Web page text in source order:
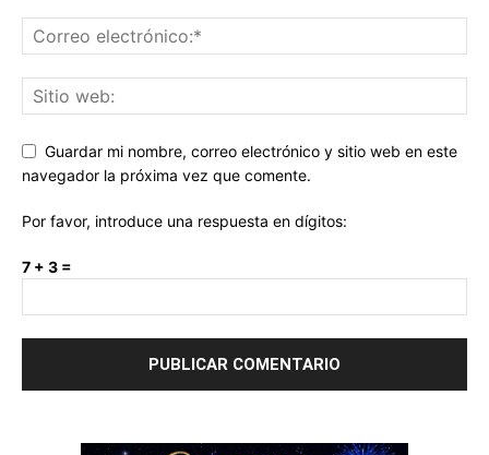
Guardar mi nombre, correo electrónico y sitio web en este
navegador la próxima vez que comente.
Por favor, introduce una respuesta en dígitos:
7 + 3 =